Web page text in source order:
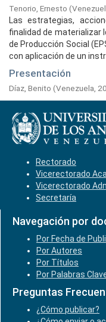
Tenorio, Ernesto (
Las estrategias,
finalidad de materializar
de Producción Social
con aplicación de un
Presentación
Díaz, Benito (Venezuela,
Rectorado
Vicerectorado
Vicerectorado
Secretaría
Navegación por
Por Fecha de
Por Autores
Por Títulos
Por Palabras
Preguntas
¿Cómo publicar?